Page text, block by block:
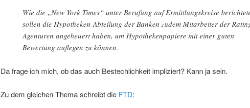
Wie die „New York Times“ unter Berufung auf Ermittlungskreise
sollen die Hypotheken-Abteilung der Banken zudem Mitarbeiter der
Agenturen angeheuert haben, um Hypothekenpapiere mit einer guten
Bewertung auflegen zu können.
Da frage ich mich, ob das auch Bestechlichkeit impliziert? Kann ja sein.
Zu dem gleichen Thema schreibt die FTD: